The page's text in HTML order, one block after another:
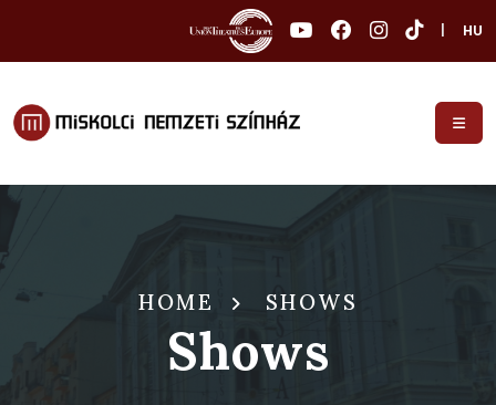
HU
HOME SHOWS
Shows